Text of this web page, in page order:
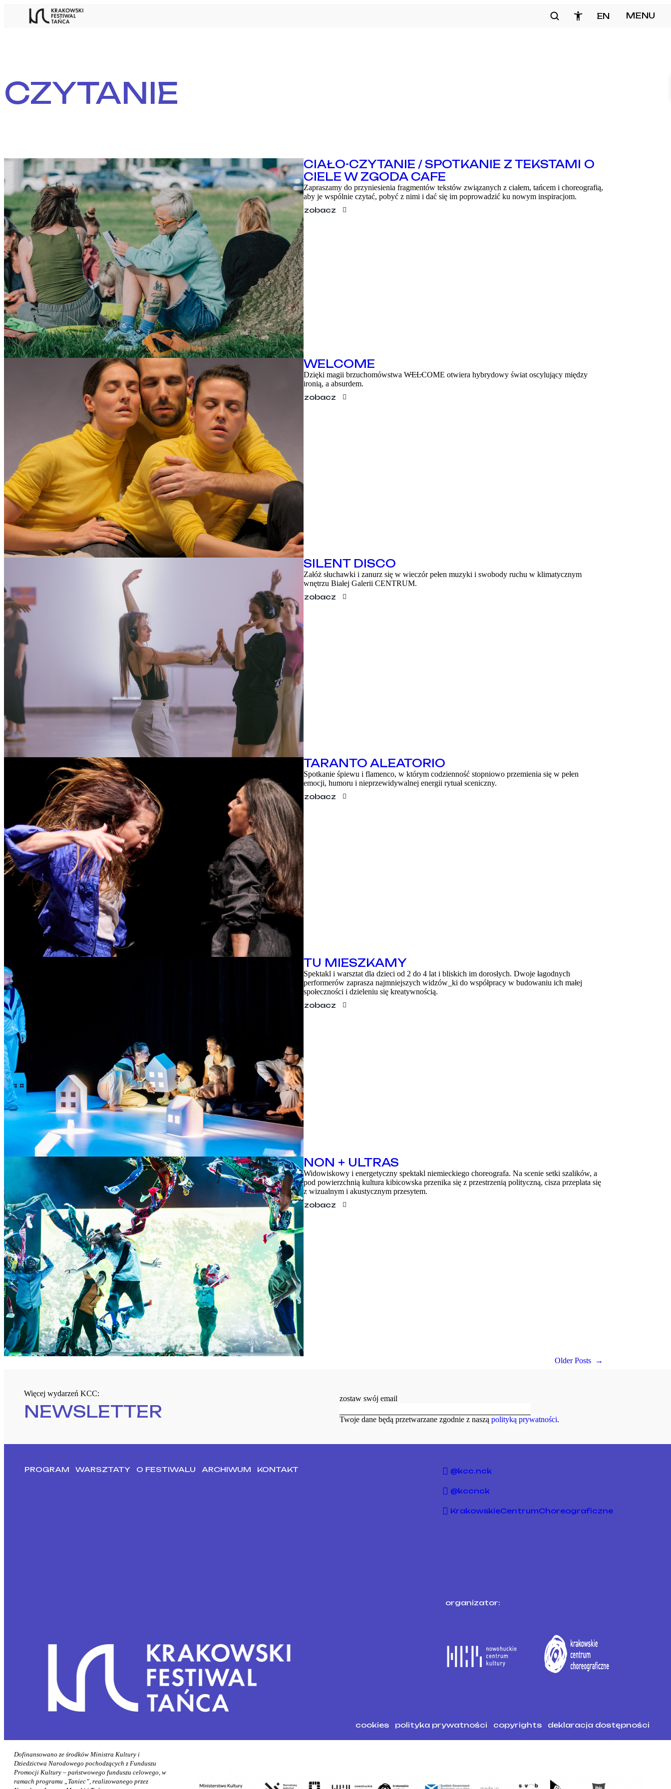
WARSZTATY
O FESTIWALU
KONTAKT
organizator:
EN MENU
CZYTANIE
CIAŁO-CZYTANIE / SPOTKANIE Z TEKSTAMI O
CIELE W ZGODA CAFE
Zapraszamy do przyniesienia fragmentów tekstów związanych z ciałem, tańcem i choreografią,
aby je wspólnie czytać, pobyć z nimi i dać się im poprowadzić ku nowym inspiracjom.
zobacz
WELCOME
Dzięki magii brzuchomówstwa W̶E̶L̶COME otwiera hybrydowy świat oscylujący między
ironią, a absurdem.
zobacz
SILENT DISCO
Załóż słuchawki i zanurz się w wieczór pełen muzyki i swobody ruchu w klimatycznym
wnętrzu Białej Galerii CENTRUM.
zobacz
TARANTO ALEATORIO
Spotkanie śpiewu i flamenco, w którym codzienność stopniowo przemienia się w pełen
emocji, humoru i nieprzewidywalnej energii rytuał sceniczny.
zobacz
TU MIESZKAMY
Spektakl i warsztat dla dzieci od 2 do 4 lat i bliskich im dorosłych. Dwoje łagodnych
performerów zaprasza najmniejszych widzów_ki do współpracy w budowaniu ich małej
społeczności i dzieleniu się kreatywnością.
zobacz
NON + ULTRAS
Widowiskowy i energetyczny spektakl niemieckiego choreografa. Na scenie setki szalików, a
pod powierzchnią kultura kibicowska przenika się z przestrzenią polityczną, cisza przeplata się
z wizualnym i akustycznym przesytem.
zobacz
Older Posts →
Więcej wydarzeń KCC:
NEWSLETTER
zostaw swój email
Twoje dane będą przetwarzane zgodnie z naszą polityką prywatności.
PROGRAM WARSZTATY O FESTIWALU ARCHIWUM KONTAKT @kcc.nck
@kccnck
KrakowskieCentrumChoreograficzne
organizator:
cookies polityka prywatności copyrights deklaracja dostępności
Dofinansowano ze środków Ministra Kultury i
Dziedzictwa Narodowego pochodzących z Funduszu
Promocji Kultury – państwowego funduszu celowego, w
ramach programu „Taniec”, realizowanego przez